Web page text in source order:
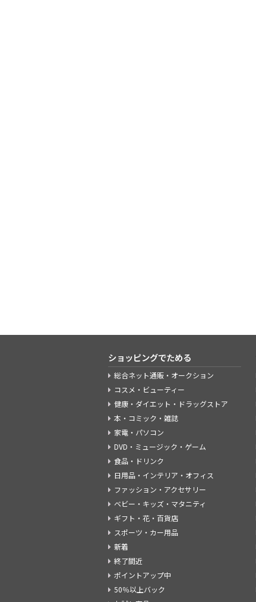
ショッピングでためる
総合ネット通販・オークション
コスメ・ビューティー
健康・ダイエット・ドラッグストア
本・コミック・雑誌
家電・パソコン
DVD・ミュージック・ゲーム
食品・ドリンク
日用品・インテリア・オフィス
ファッション・アクセサリー
ベビー・キッズ・マタニティ
ギフト・花・百貨店
スポーツ・カー用品
新着
終了間近
ポイントアップ中
50％以上バック